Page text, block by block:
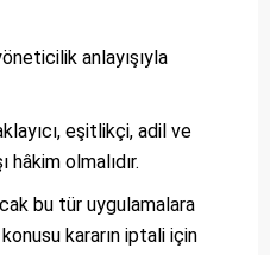
anlayışıyla
eşitlikçi, adil ve
hâkim olmalıdır.
bu tür uygulamalara
kararın iptali için